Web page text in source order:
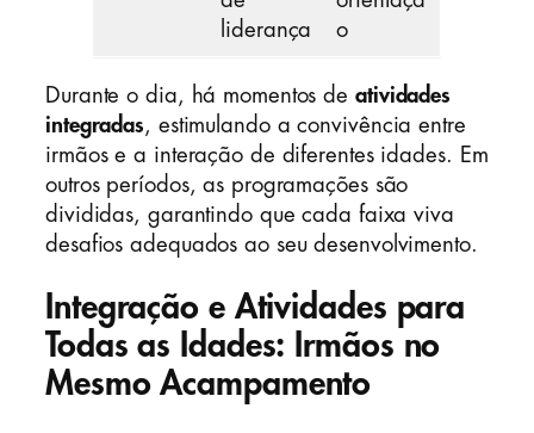
liderança
o
Durante o dia, há momentos de atividades
integradas, estimulando a convivência entre
irmãos e a interação de diferentes idades. Em
outros períodos, as programações são
divididas, garantindo que cada faixa viva
desafios adequados ao seu desenvolvimento.
Integração e Atividades para
Todas as Idades: Irmãos no
Mesmo Acampamento